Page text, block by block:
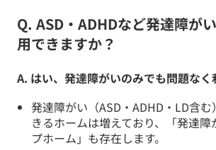
Q. ASD・ADHDなど発達障が
用できますか？
A. はい、発達障がいのみでも問題なく
発達障がい（ASD・ADHD・LD含
きるホームは増えており、「発達
プホーム」も存在します。